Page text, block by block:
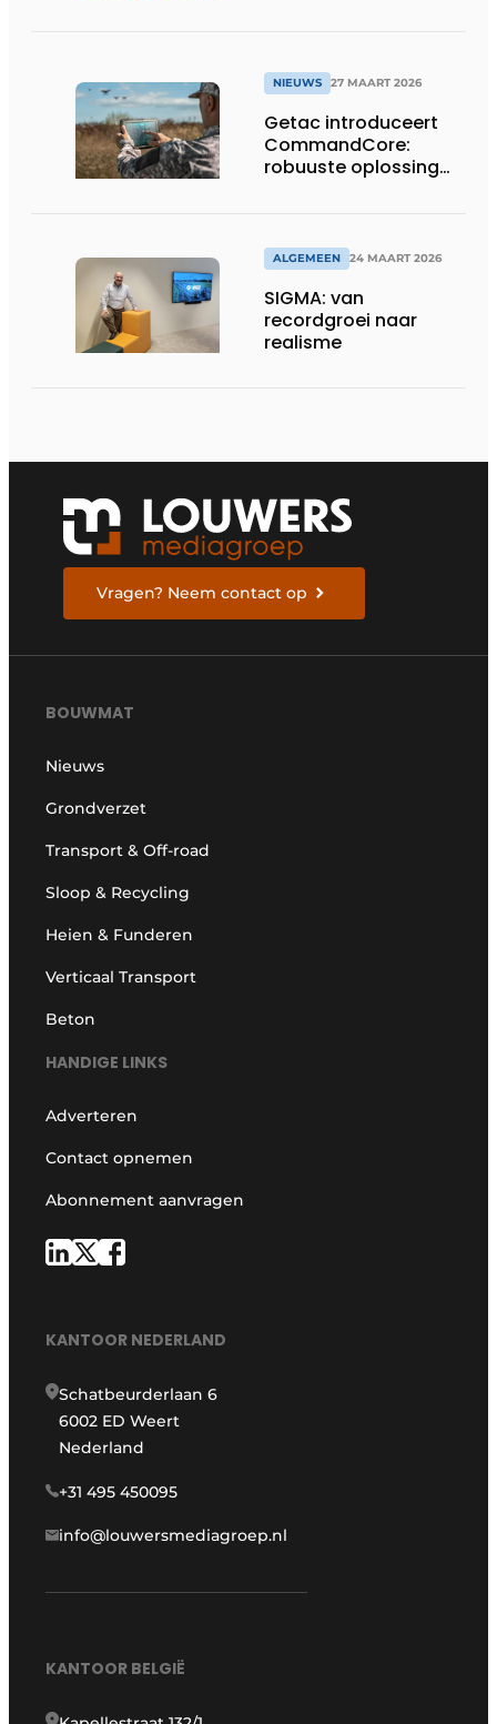
NIEUWS 27 MAART 2026
Getac introduceert
CommandCore:
robuuste oplossing
ALGEMEEN 24 MAART 2026
SIGMA: van
recordgroei naar
realisme
Vragen? Neem contact op
BOUWMAT
Nieuws
Grondverzet
Transport & Off-road
Sloop & Recycling
Heien & Funderen
Verticaal Transport
Beton
HANDIGE LINKS
Adverteren
Contact opnemen
Abonnement aanvragen
KANTOOR NEDERLAND
Schatbeurderlaan 6
6002 ED Weert
Nederland
+31 495 450095
info@louwersmediagroep.nl
KANTOOR BELGIË